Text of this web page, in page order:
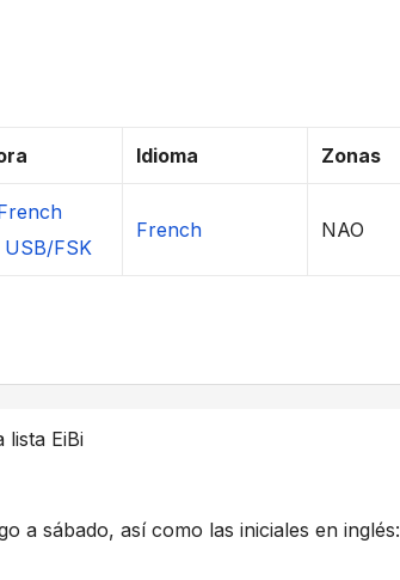
Idioma Zonas
FSK
French NAO
lista EiBi
a sábado, así como las iniciales en inglés: